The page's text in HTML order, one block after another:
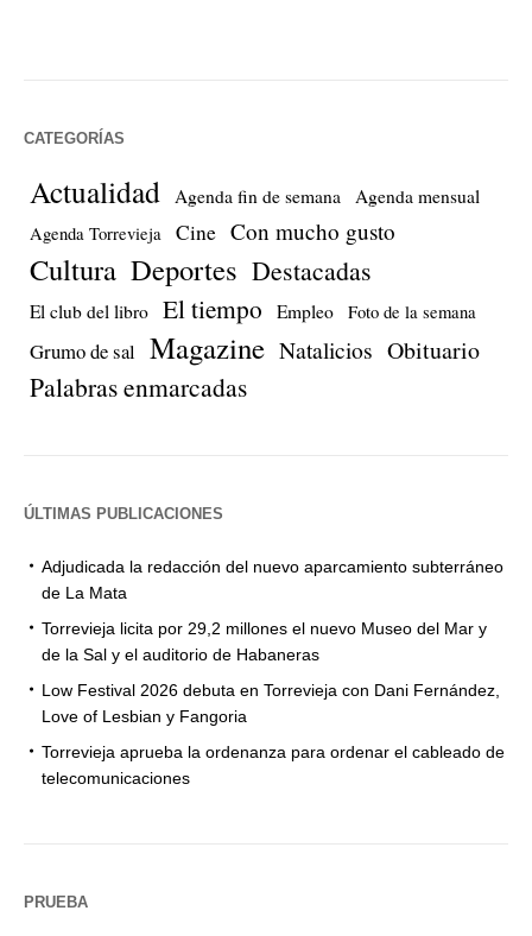
CATEGORÍAS
Actualidad Agenda fin de semana Agenda mensual
Agenda Torrevieja Cine Con mucho gusto
Cultura Deportes Destacadas
El club del libro El tiempo Empleo Foto de la semana
Grumo de sal Magazine Natalicios Obituario
Palabras enmarcadas
ÚLTIMAS PUBLICACIONES
Adjudicada la redacción del nuevo aparcamiento subterráneo
de La Mata
Torrevieja licita por 29,2 millones el nuevo Museo del Mar y
de la Sal y el auditorio de Habaneras
Low Festival 2026 debuta en Torrevieja con Dani Fernández,
Love of Lesbian y Fangoria
Torrevieja aprueba la ordenanza para ordenar el cableado de
telecomunicaciones
PRUEBA